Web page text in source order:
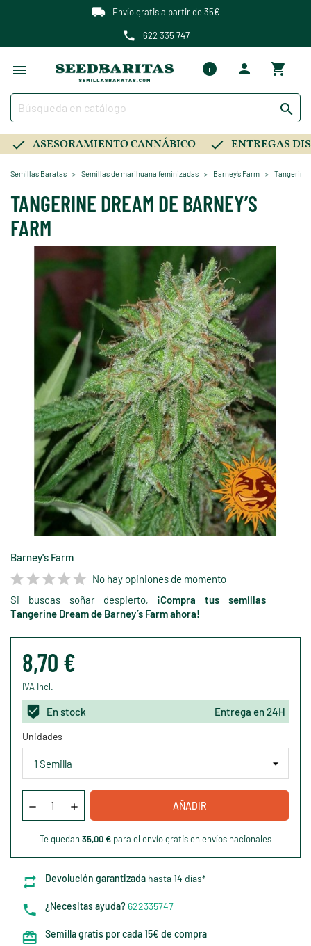
Envío gratis a partir de 35€
622 335 747

ASESORAMIENTO CANNÁBICO ENTREGAS
Semillas Baratas Semillas de marihuana feminizadas Barney's Farm Tangerine
TANGERINE DREAM DE BARNEY’S
FARM
Barney's Farm
No hay opiniones de momento
Si buscas soñar despierto, ¡Compra tus semillas
Tangerine Dream de Barney’s Farm ahora!
8,70 €
IVA Incl.
En stock Entrega en 24H
Unidades
AÑADIR
Te quedan 35,00 € para el envío gratis en envíos nacionales
Devolución garantizada hasta 14 días*
¿Necesitas ayuda?622335747
Semilla gratis por cada 15€ de compra